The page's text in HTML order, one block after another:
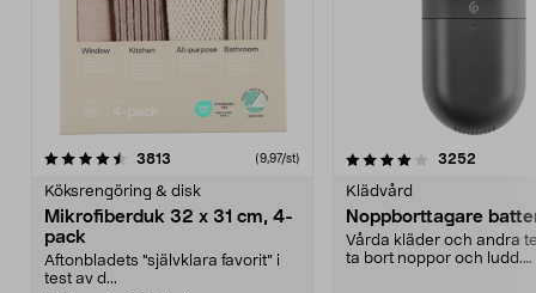
3813 (9,97/st)
Köksrengöring & disk
Mikrofiberduk 32 x 31 cm, 4-
pack
Aftonbladets "självklara favorit” i
test av d...
4.0av 5 stjärnor 3252
Klädvård
Noppborttagare
Vårda kläder och andra
ta bort noppor och ludd.
4.5av 5 stjärnor